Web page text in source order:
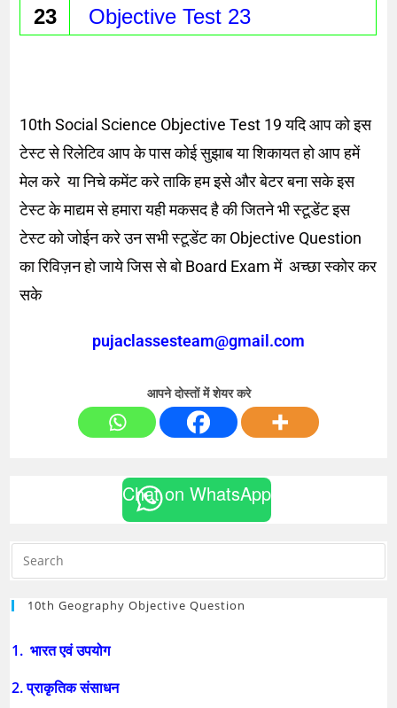
23
Objective Test 23
10th Social Science Objective Test 19 यदि आप को इस
टेस्ट से रिलेटिव आप के पास कोई सुझाब या शिकायत हो आप हमें
मेल करे या निचे कमेंट करे ताकि हम इसे और बेटर बना सके इस
टेस्ट के माद्यम से हमारा यही मकसद है की जितने भी स्टूडेंट इस
टेस्ट को जोईन करे उन सभी स्टूडेंट का Objective Question
का रिविज़न हो जाये जिस से बो Board Exam में अच्छा स्कोर कर
सके
pujaclassesteam@gmail.com
आपने दोस्तों में शेयर करे
Chat on WhatsApp
10th Geography Objective Question
1. भारत एवं उपयोग
2. प्राकृतिक संसाधन